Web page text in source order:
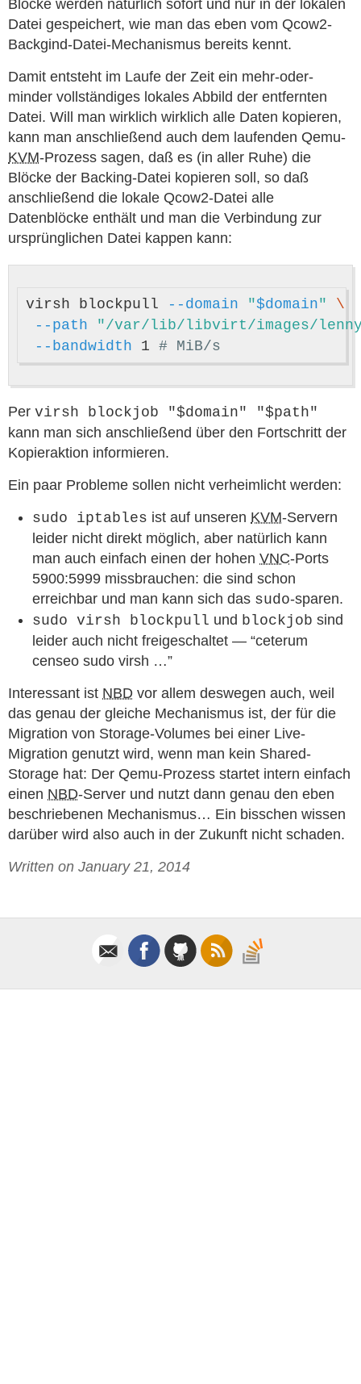
Blöcke werden natürlich sofort und nur in der lokalen
Datei gespeichert, wie man das eben vom Qcow2-
Backgind-Datei-Mechanismus bereits kennt.
Damit entsteht im Laufe der Zeit ein mehr-oder-
minder vollständiges lokales Abbild der entfernten
Datei. Will man wirklich wirklich alle Daten kopieren,
kann man anschließend auch dem laufenden Qemu-
KVM-Prozess sagen, daß es (in aller Ruhe) die
Blöcke der Backing-Datei kopieren soll, so daß
anschließend die lokale Qcow2-Datei alle
Datenblöcke enthält und man die Verbindung zur
ursprünglichen Datei kappen kann:
virsh blockpull --domain "$domain"
\
--path
"/var/lib/libvirt/images/
--bandwidth 1 # MiB/s
Per virsh blockjob "$domain" "$path"
kann man sich anschließend über den Fortschritt der
Kopieraktion informieren.
Ein paar Probleme sollen nicht verheimlicht werden:
sudo iptables ist auf unseren KVM-Servern
leider nicht direkt möglich, aber natürlich kann
man auch einfach einen der hohen VNC-Ports
5900:5999 missbrauchen: die sind schon
erreichbar und man kann sich das sudo-sparen.
sudo virsh blockpull und blockjob sind
leider auch nicht freigeschaltet — “ceterum
censeo sudo virsh …”
Interessant ist NBD vor allem deswegen auch, weil
das genau der gleiche Mechanismus ist, der für die
Migration von Storage-Volumes bei einer Live-
Migration genutzt wird, wenn man kein Shared-
Storage hat: Der Qemu-Prozess startet intern einfach
einen NBD-Server und nutzt dann genau den eben
beschriebenen Mechanismus… Ein bisschen wissen
darüber wird also auch in der Zukunft nicht schaden.
Written on January 21, 2014